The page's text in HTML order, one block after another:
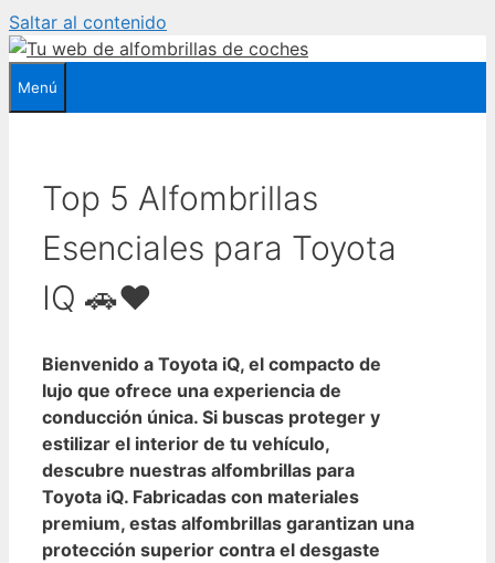
Saltar al contenido
Menú
Top 5 Alfombrillas
Esenciales para Toyota
IQ 🚗❤️
Bienvenido a Toyota iQ, el compacto de
lujo que ofrece una experiencia de
conducción única. Si buscas proteger y
estilizar el interior de tu vehículo,
descubre nuestras alfombrillas para
Toyota iQ. Fabricadas con materiales
premium, estas alfombrillas garantizan una
protección superior contra el desgaste